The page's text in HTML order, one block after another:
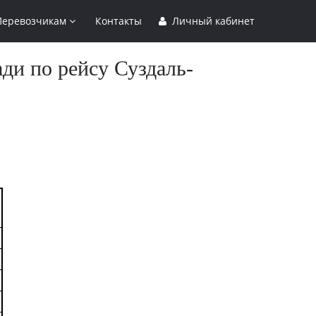
Контакты Личный кабинет
по рейсу Суздаль-